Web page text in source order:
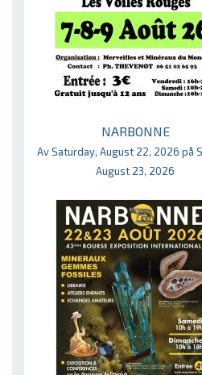
NARBONNE
Av Saturday, August 22, 2026 på
August 23, 2026